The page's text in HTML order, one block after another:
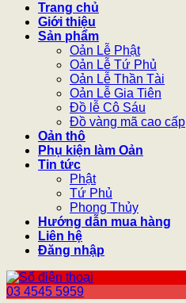
Trang chủ
Giới thiệu
Sản phẩm
Oản Lễ Phật
Oản Lễ Tứ Phủ
Oản Lễ Thần Tài
Oản Lễ Gia Tiên
Đồ lễ Cô Sáu
Đồ vàng mã cao cấp
Oản thô
Phụ kiện làm Oản
Tin tức
Phật
Tứ Phủ
Phong Thủy
Hướng dẫn mua hàng
Liên hệ
Đăng nhập
03 4545 5959